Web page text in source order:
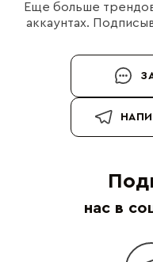
Еще больше
аккаунтах.
нас в